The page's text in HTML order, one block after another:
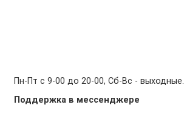
Пн-Пт с 9-00 до 20-00, Сб-Вс - выходные.
Поддержка в мессенджере